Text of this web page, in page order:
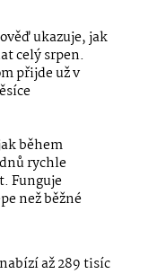
ukazuje, jak
celý srpen.
přijde už v
během
rychle
Funguje
než běžné
až 289 tisíc